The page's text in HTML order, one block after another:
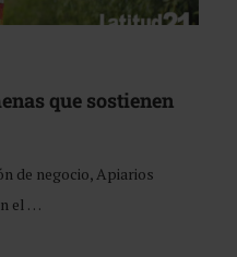
que sostienen
de negocio, Apiarios
el …